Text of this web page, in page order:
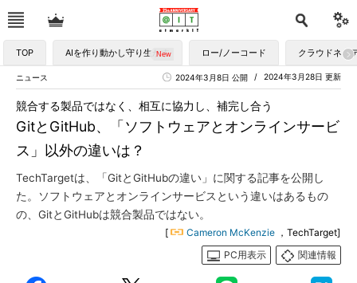
TOP AIを作り動かし守り生かす ロー/ノーコード クラウドネイ
ニュース 2024年3月28日 更新
2024年3月8日 公開
GitとGitHub、「ソフトウェアとオンラインサービ
ス」以外の違いは？
競合する製品ではなく、相互に協力し、補完し合う
TechTargetは、「GitとGitHubの違い」に関する記事を公開し
た。ソフトウェアとオンラインサービスという違いはあるもの
の、GitとGitHubは競合製品ではない。
[ Cameron McKenzie ，TechTarget]
PC用表示
関連情報